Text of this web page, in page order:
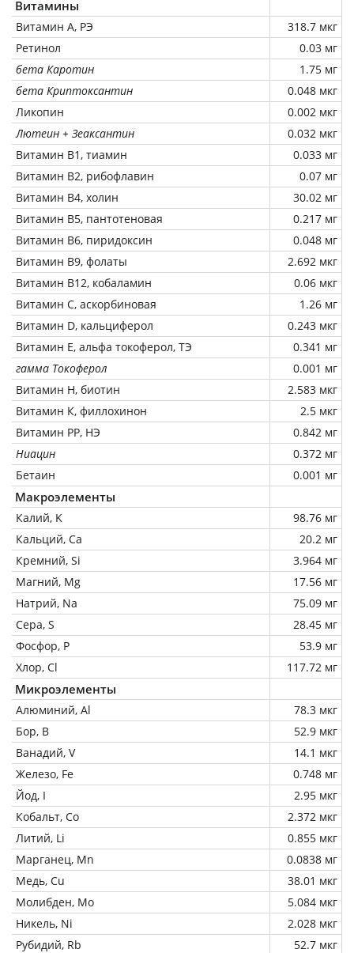
Витамины
Витамин А, РЭ
318.7 мкг
Ретинол
0.03 мг
бета Каротин
1.75 мг
бета Криптоксантин
0.048 мкг
Ликопин
0.002 мкг
Лютеин + Зеаксантин
0.032 мкг
Витамин В1, тиамин
0.033 мг
Витамин В2, рибофлавин
0.07 мг
Витамин В4, холин
30.02 мг
Витамин В5, пантотеновая
0.217 мг
Витамин В6, пиридоксин
0.048 мг
Витамин В9, фолаты
2.692 мкг
Витамин В12, кобаламин
0.06 мкг
Витамин C, аскорбиновая
1.26 мг
Витамин D, кальциферол
0.243 мкг
Витамин Е, альфа токоферол, ТЭ
0.341 мг
гамма Токоферол
0.001 мг
Витамин Н, биотин
2.583 мкг
Витамин К, филлохинон
2.5 мкг
Витамин РР, НЭ
0.842 мг
Ниацин
0.372 мг
Бетаин
0.001 мг
Макроэлементы
Калий, K
98.76 мг
Кальций, Ca
20.2 мг
Кремний, Si
3.964 мг
Магний, Mg
17.56 мг
Натрий, Na
75.09 мг
Сера, S
28.45 мг
Фосфор, P
53.9 мг
Хлор, Cl
117.72 мг
Микроэлементы
Алюминий, Al
78.3 мкг
Бор, B
52.9 мкг
Ванадий, V
14.1 мкг
Железо, Fe
0.748 мг
Йод, I
2.95 мкг
Кобальт, Co
2.372 мкг
Литий, Li
0.855 мкг
Марганец, Mn
0.0838 мг
Медь, Cu
38.01 мкг
Молибден, Mo
5.084 мкг
Никель, Ni
2.028 мкг
Рубидий, Rb
52.7 мкг